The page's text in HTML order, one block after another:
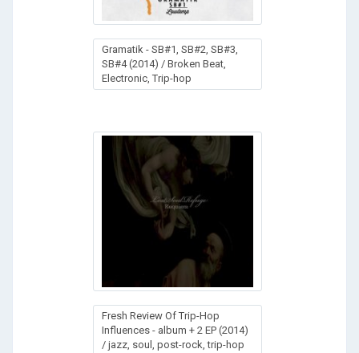
Gramatik - SB#1, SB#2, SB#3,
SB#4 (2014) / Broken Beat,
Electronic, Trip-hop
Fresh Review Of Trip-Hop
Influences - album + 2 EP (2014)
/ jazz, soul, post-rock, trip-hop